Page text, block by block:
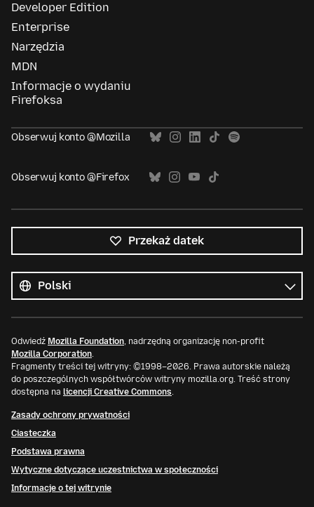
Developer Edition
Enterprise
Narzędzia
MDN
Informacje o wydaniu
Firefoksa
Obserwuj konto @Mozilla
Obserwuj konto @Firefox
Przekaż datek
języki
Język
Odwiedź Mozilla Foundation, nadrzędną organizację non-profit
Mozilla Corporation.
Fragmenty treści tej witryny: ©1998–2026. Prawa autorskie należą
do poszczególnych współtwórców witryny mozilla.org. Treść strony
dostępna na licencji Creative Commons.
Zasady ochrony prywatności
Ciasteczka
Podstawa prawna
Wytyczne dotyczące uczestnictwa w społeczności
Informacje o tej witrynie